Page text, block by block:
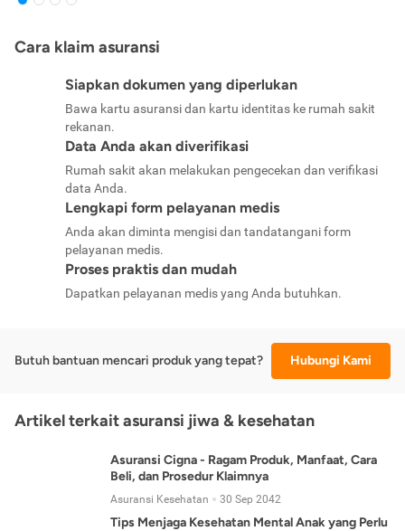
Cara klaim asuransi
Siapkan dokumen yang diperlukan
Bawa kartu asuransi dan kartu identitas ke rumah sakit
rekanan.
Data Anda akan diverifikasi
Rumah sakit akan melakukan pengecekan dan verifikasi
data Anda.
Lengkapi form pelayanan medis
Anda akan diminta mengisi dan tandatangani form
pelayanan medis.
Proses praktis dan mudah
Dapatkan pelayanan medis yang Anda butuhkan.
Butuh bantuan mencari produk yang tepat? Hubungi Kami
Artikel terkait asuransi jiwa & kesehatan
Asuransi Cigna - Ragam Produk, Manfaat, Cara
Beli, dan Prosedur Klaimnya
Asuransi Kesehatan 30 Sep 2042
Tips Menjaga Kesehatan Mental Anak yang Perlu